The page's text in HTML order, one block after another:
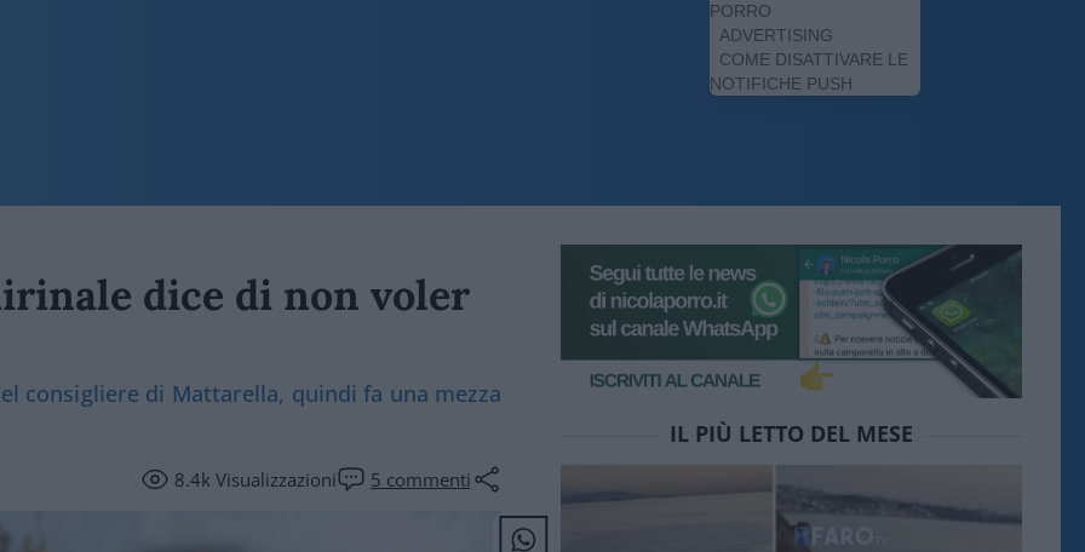
PORRO
ADVERTISING
COME DISATTIVARE LE
NOTIFICHE PUSH
dice di non voler
consigliere di Mattarella, quindi fa una mezza
8.4kVisualizzazioni 5 commenti
IL PIÙ LETTO DEL MESE